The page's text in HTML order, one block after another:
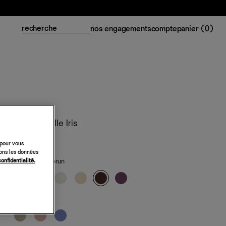
nos engagementscomptepanier (0)
Top en maille Iris
classiques — brun
vous
les données